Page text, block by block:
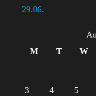
29.06.
M
T W
3
4 5